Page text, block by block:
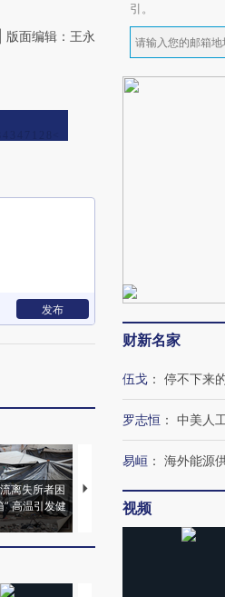
版面编辑：王永
发布
离失所者困
” 高温引发健
马航飞行员跨国走私7万
粒摇头丸 尿检体内含3种
引。
财新名家
伍戈 ： 停不下来
罗志恒 ： 中美人
易峘 ： 海外能源
视频